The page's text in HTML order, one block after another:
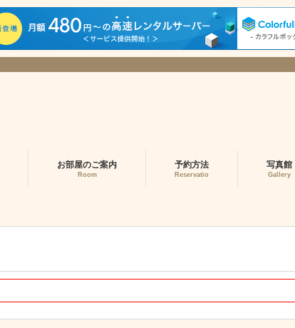
お部屋のご案内
Room
予約方法
Reservatio
写真館
Gallery